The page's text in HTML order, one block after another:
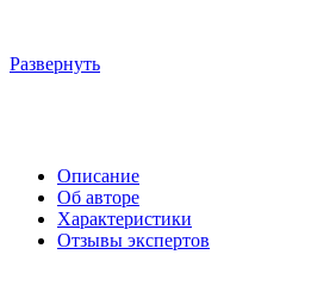
Развернуть
Описание
Об авторе
Характеристики
Отзывы экспертов